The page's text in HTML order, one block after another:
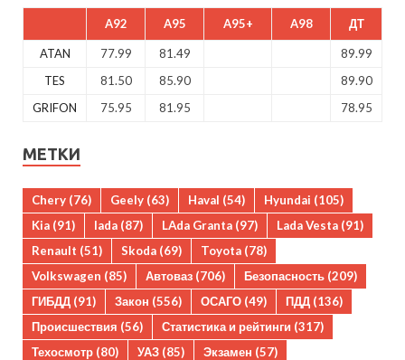
A92 A95 A95+ A98 ДТ
ATAN 77.99 81.49
89.99
TES
81.50 85.90
89.90
GRIFON
75.95 81.95 78.95
МЕТКИ
Chery (76) Geely (63) Haval (54) Hyundai (105)
Kia (91) lada (87) LAda Granta (97) Lada Vesta (91)
Renault (51) Skoda (69) Toyota (78)
Volkswagen (85) Автоваз (706) Безопасность (209)
ГИБДД (91) Закон (556) ОСАГО (49) ПДД (136)
Происшествия (56) Статистика и рейтинги (317)
Техосмотр (80) УАЗ (85) Экзамен (57)